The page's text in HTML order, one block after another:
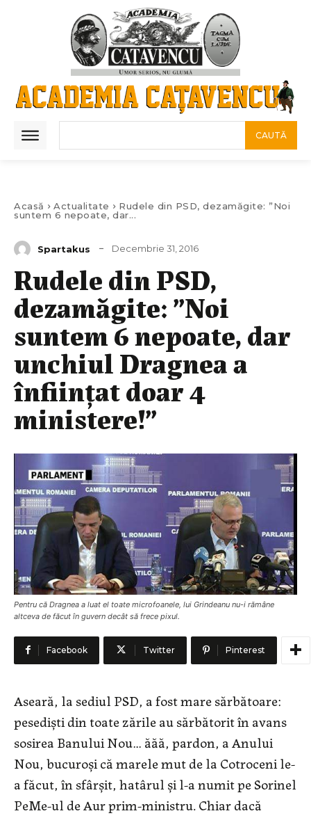
CAUTĂ
Acasă Actualitate
Rudele din PSD, dezamăgite: ”Noi
suntem 6 nepoate, dar...
Spartakus Decembrie 31, 2016
Rudele din PSD,
dezamăgite: ”Noi
suntem 6 nepoate, dar
unchiul Dragnea a
înființat doar 4
ministere!”
Pentru că Dragnea a luat el toate microfoanele, lui Grindeanu nu-i rămâne
altceva de făcut în guvern decât să frece pixul.
Facebook Twitter Pinterest
Aseară, la sediul PSD, a fost mare sărbătoare:
pesediști din toate zările au sărbătorit în avans
sosirea Banului Nou… ăăă, pardon, a Anului
Nou, bucuroși că marele mut de la Cotroceni le-
a făcut, în sfârșit, hatârul și l-a numit pe Sorinel
PeMe-ul de Aur prim-ministru. Chiar dacă